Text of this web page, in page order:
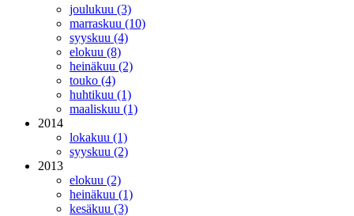
joulukuu (3)
marraskuu (10)
syyskuu (4)
elokuu (8)
heinäkuu (2)
touko (4)
huhtikuu (1)
maaliskuu (1)
2014
lokakuu (1)
syyskuu (2)
2013
elokuu (2)
heinäkuu (1)
kesäkuu (3)